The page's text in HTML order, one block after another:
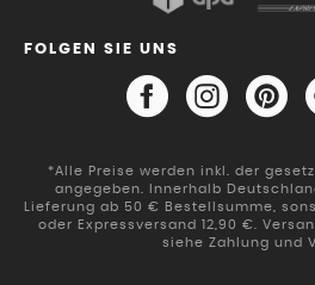
FOLGEN SIE UNS
*Alle Preise werden inkl. der
angegeben. Innerhalb
Lieferung ab 50 € Bestellsumme,
oder Expressversand 12,90 €.
siehe Zahlung und